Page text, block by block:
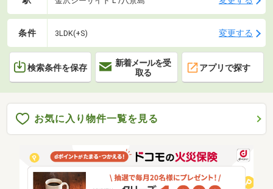
条件 3LDK(+S) 変更する
検索条件を保存
新着メールを受
取る
アプリで探す
お気に入り物件一覧を見る